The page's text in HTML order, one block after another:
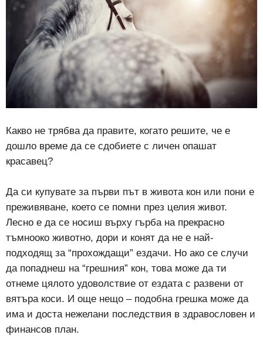
Какво не трябва да правите, когато решите, че е
дошло време да се сдобиете с личен опашат
красавец?
Да си купувате за първи път в живота кон или пони е
преживяване, което се помни през целия живот.
Лесно е да се носиш върху гърба на прекрасно
тъмнооко животно, дори и конят да не е най-
подходящ за “прохождащи” ездачи. Но ако се случи
да попаднеш на “грешния” кон, това може да ти
отнеме цялото удоволствие от ездата с развени от
вятъра коси. И още нещо – подобна грешка може да
има и доста нежелани последствия в здравословен и
финансов план.